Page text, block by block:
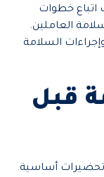
اتباع خطوات
العاملين.
السلامة
قبل
أساسية.